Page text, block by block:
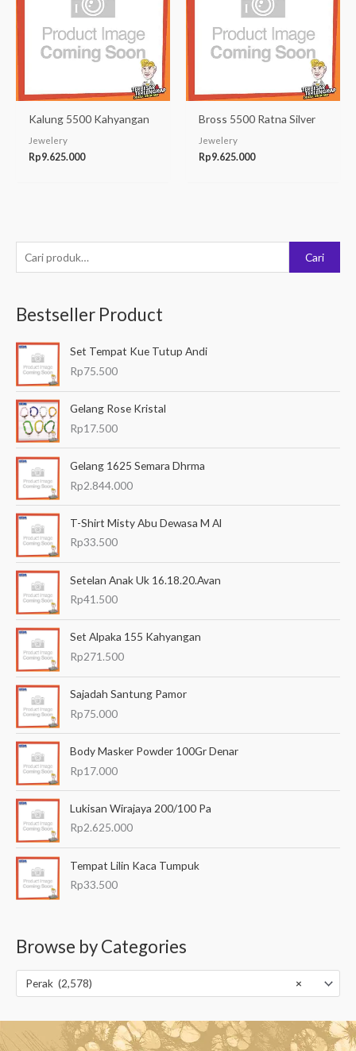
e
c
a
u
n
u
Cari
Bestseller Product
Set Tempat Kue Tutup Andi
Rp75.500
Gelang Rose Kristal
Rp17.500
Gelang 1625 Semara Dhrma
Rp2.844.000
T-Shirt Misty Abu Dewasa M Al
Rp33.500
Setelan Anak Uk 16.18.20.Avan
Rp41.500
Set Alpaka 155 Kahyangan
Rp271.500
Sajadah Santung Pamor
Rp75.000
Body Masker Powder 100Gr Denar
Rp17.000
Lukisan Wirajaya 200/100 Pa
Rp2.625.000
Tempat Lilin Kaca Tumpuk
Rp33.500
Browse by Categories
×
Perak (2,578)
Kalung 5500 Kahyangan
Jewelery
Rp9.625.000
Bross 5500 Ratna Silver
Jewelery
Rp9.625.000